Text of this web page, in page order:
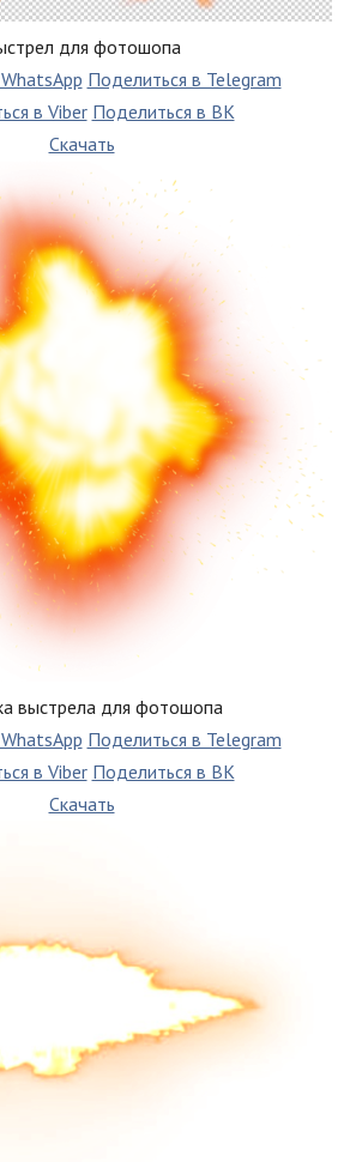
для фотошопа
Поделиться в Telegram
в Viber Поделиться в ВК
Скачать
выстрела для фотошопа
Поделиться в Telegram
в Viber Поделиться в ВК
Скачать